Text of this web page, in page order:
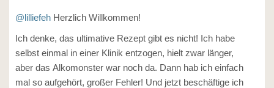
@lilliefeh Herzlich Willkommen!
Ich denke, das ultimative Rezept gibt es nicht! Ich habe
selbst einmal in einer Klinik entzogen, hielt zwar länger,
aber das Alkomonster war noch da. Dann hab ich einfach
mal so aufgehört, großer Fehler! Und jetzt beschäftige ich